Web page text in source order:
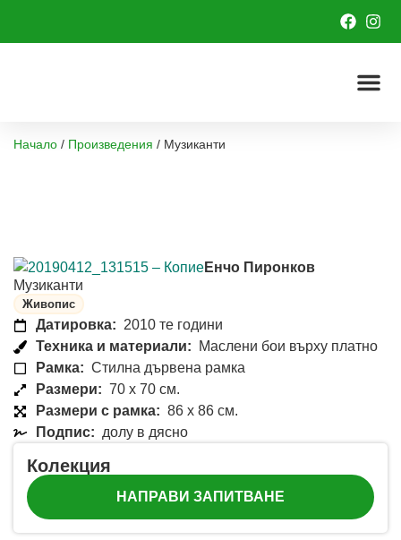
Начало / Произведения / Музиканти
Енчо Пиронков
Музиканти
Живопис
Датировка: 2010 те години
Техника и материали: Маслени бои върху платно
Рамка: Стилна дървена рамка
Размери: 70 x 70 см.
Размери с рамка: 86 x 86 см.
Подпис: долу в дясно
Колекция
НАПРАВИ ЗАПИТВАНЕ